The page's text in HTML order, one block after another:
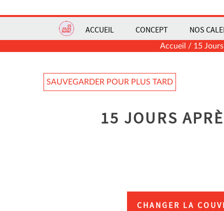
ACCUEIL CONCEPT NOS
Accueil / 15
SAUVEGARDER POUR PLUS TARD
15 JOURS
CHANGER LA